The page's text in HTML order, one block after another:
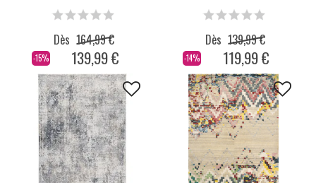
-15%
Dès 164,99 €
139,99 € -14%
Dès 139,99 €
119,99 €